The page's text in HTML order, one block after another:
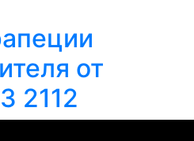
от
2112